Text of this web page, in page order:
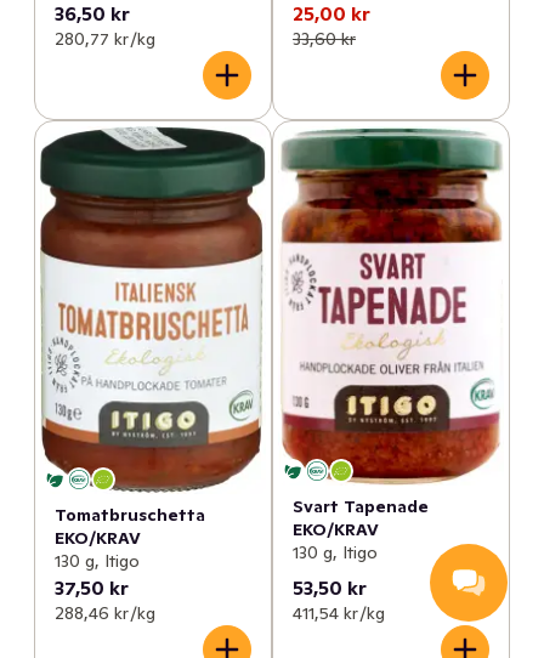
36,50 kr
280,77 kr /kg
25,00 kr
33,60 kr
Tomatbruschetta
EKO/KRAV
130 g, Itigo
37,50 kr
288,46 kr /kg
Svart Tapenade
EKO/KRAV
130 g, Itigo
53,50 kr
411,54 kr /kg